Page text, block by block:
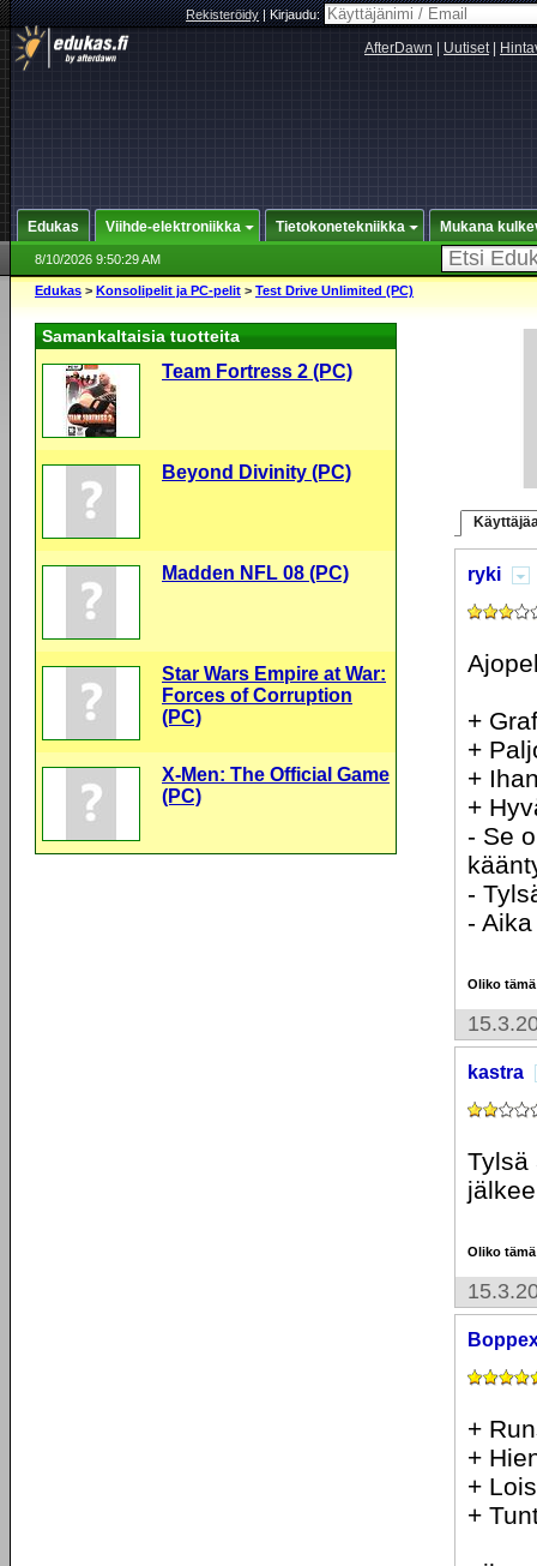
Rekisteröidy|Kirjaudu:
AfterDawn Uutiset|
Edukas Viihde-elektroniikka Tietokonetekniikka Mukana
8/10/2026 9:50:29 AM
Edukas > Konsolipelit ja PC-pelit > Test Drive Unlimited (PC)
ryki
+
+
+
+
- Se
-
-
Oliko
kastra
Tylsä
Oliko
+
+
+
+
Samankaltaisia tuotteita
Team Fortress 2 (PC)
Beyond Divinity (PC)
Madden NFL 08 (PC)
Star Wars Empire at War:
Forces of Corruption
(PC)
X-Men: The Official Game
(PC)